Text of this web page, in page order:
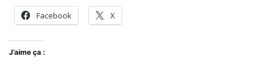
Facebook X
J’aime ça :